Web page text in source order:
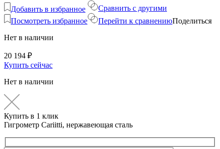
Добавить в избранное
Посмотреть избранное
Сравнить с другими
Перейти к сравнениюПоделиться
Нет в наличии
20 194 ₽
Купить сейчас
Нет в наличии
Купить в 1 клик
Гигрометр Cariitti, нержавеющая сталь